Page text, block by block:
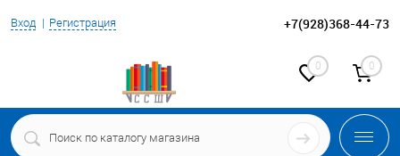
Вход Регистрация +7(928)368-44-73
0 0